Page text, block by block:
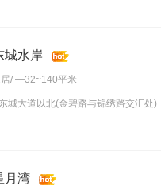
城水岸
/ —32~140平米
城大道以北(金碧路与锦绣路交汇处)
月湾